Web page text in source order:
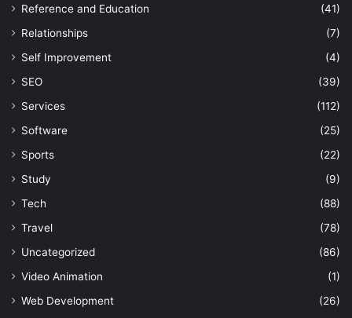
Reference and Education
(41)
Relationships
(7)
Self Improvement
(4)
SEO
(39)
Services
(112)
Software
(25)
Sports
(22)
Study
(9)
Tech
(88)
Travel
(78)
Uncategorized
(86)
Video Animation
(1)
Web Development
(26)